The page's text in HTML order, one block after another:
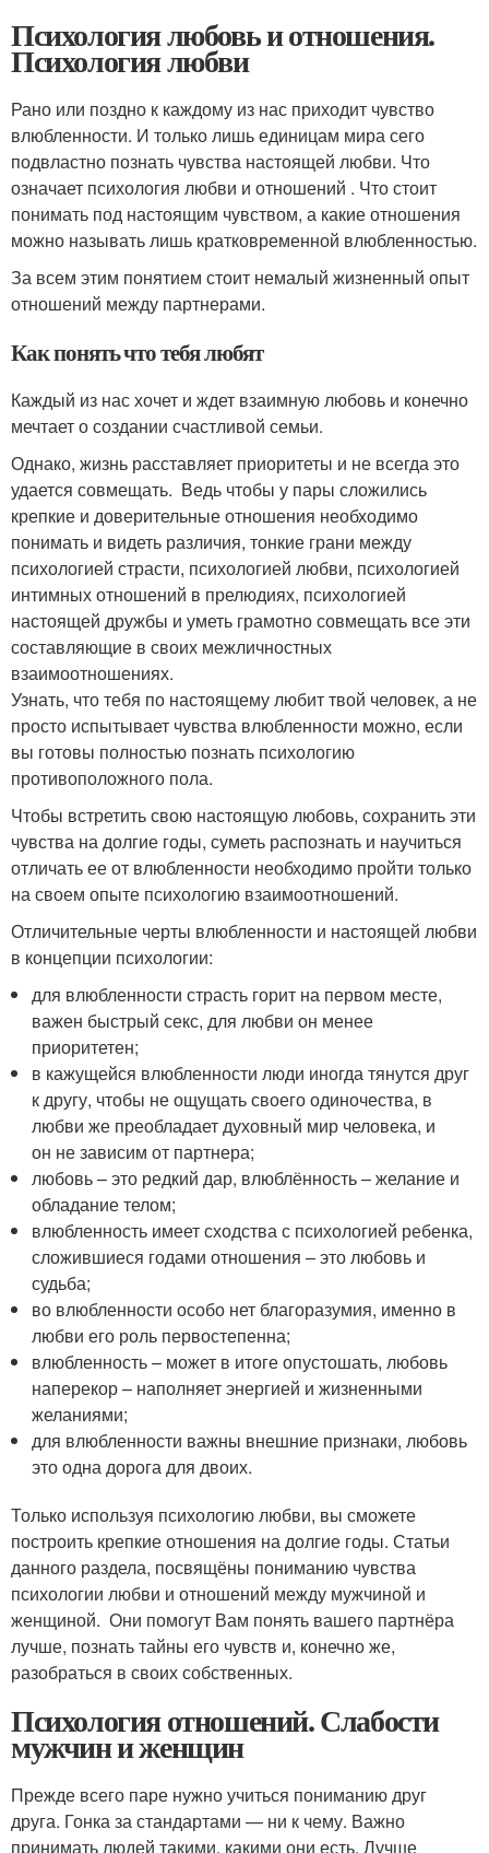
Психология любовь и отношения.
Психология любви
Рано или поздно к каждому из нас приходит чувство
влюбленности. И только лишь единицам мира сего
подвластно познать чувства настоящей любви. Что
означает психология любви и отношений . Что стоит
понимать под настоящим чувством, а какие отношения
можно называть лишь кратковременной влюбленностью.
За всем этим понятием стоит немалый жизненный опыт
отношений между партнерами.
Как понять что тебя любят
Каждый из нас хочет и ждет взаимную любовь и конечно
мечтает о создании счастливой семьи.
Однако, жизнь расставляет приоритеты и не всегда это
удается совмещать. Ведь чтобы у пары сложились
крепкие и доверительные отношения необходимо
понимать и видеть различия, тонкие грани между
психологией страсти, психологией любви, психологией
интимных отношений в прелюдиях, психологией
настоящей дружбы и уметь грамотно совмещать все эти
составляющие в своих межличностных
взаимоотношениях.
Узнать, что тебя по настоящему любит твой человек, а не
просто испытывает чувства влюбленности можно, если
вы готовы полностью познать психологию
противоположного пола.
Чтобы встретить свою настоящую любовь, сохранить эти
чувства на долгие годы, суметь распознать и научиться
отличать ее от влюбленности необходимо пройти только
на своем опыте психологию взаимоотношений.
Отличительные черты влюбленности и настоящей любви
в концепции психологии:
для влюбленности страсть горит на первом месте,
важен быстрый секс, для любви он менее
приоритетен;
в кажущейся влюбленности люди иногда тянутся друг
к другу, чтобы не ощущать своего одиночества, в
любви же преобладает духовный мир человека, и
он не зависим от партнера;
любовь – это редкий дар, влюблённость – желание и
обладание телом;
влюбленность имеет сходства с психологией ребенка,
сложившиеся годами отношения – это любовь и
судьба;
во влюбленности особо нет благоразумия, именно в
любви его роль первостепенна;
влюбленность – может в итоге опустошать, любовь
наперекор – наполняет энергией и жизненными
желаниями;
для влюбленности важны внешние признаки, любовь
это одна дорога для двоих.
Только используя психологию любви, вы сможете
построить крепкие отношения на долгие годы. Статьи
данного раздела, посвящёны пониманию чувства
психологии любви и отношений между мужчиной и
женщиной. Они помогут Вам понять вашего партнёра
лучше, познать тайны его чувств и, конечно же,
разобраться в своих собственных.
Психология отношений. Слабости
мужчин и женщин
Прежде всего паре нужно учиться пониманию друг
друга. Гонка за стандартами — ни к чему. Важно
принимать людей такими, какими они есть. Лучше